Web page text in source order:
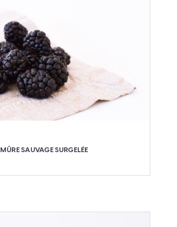
MÛRE SAUVAGE SURGELÉE